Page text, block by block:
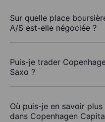
Sur quelle place
A/S est-elle négociée ?
Puis-je trader
Saxo ?
Où puis-je en savoir
dans Copenhagen